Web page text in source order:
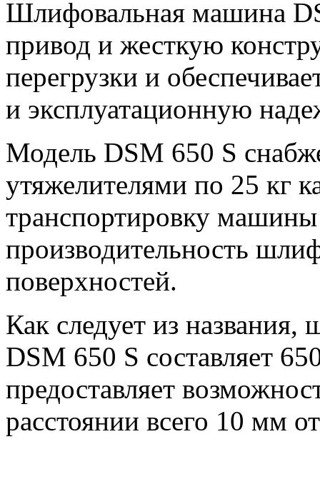
Шлифовальная машина
привод и жесткую
перегрузки и
и эксплуатационную
Модель DSM 650 S
утяжелителями по 25 кг
транспортировку машины
производительность
поверхностей.
Как следует из
DSM 650 S составляет
предоставляет
расстоянии всего 10 мм